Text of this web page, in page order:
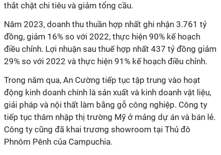
thắt chặt chi tiêu và giảm tổng cầu.
Năm 2023, doanh thu thuần hợp nhất ghi nhận 3.761 tỷ
đồng, giảm 16% so với 2022, thực hiện 90% kế hoạch
điều chỉnh. Lợi nhuận sau thuế hợp nhất 437 tỷ đồng giảm
29% so với 2022 và thực hiện 91% kế hoạch điều chỉnh.
Trong năm qua, An Cường tiếp tục tập trung vào hoạt
động kinh doanh chính là sản xuất và kinh doanh vật liệu,
giải pháp và nội thất làm bằng gỗ công nghiệp. Công ty
tiếp tục thâm nhập thị trường Mỹ ở mảng dự án và bán lẻ.
Công ty cũng đã khai trương showroom tại Thủ đô
Phnôm Pênh của Campuchia.